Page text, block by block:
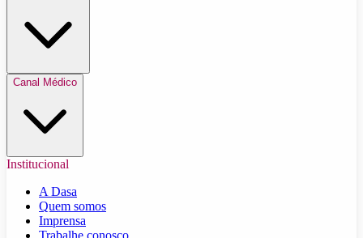
Canal Médico
Institucional
A Dasa
Quem somos
Imprensa
Trabalhe conosco